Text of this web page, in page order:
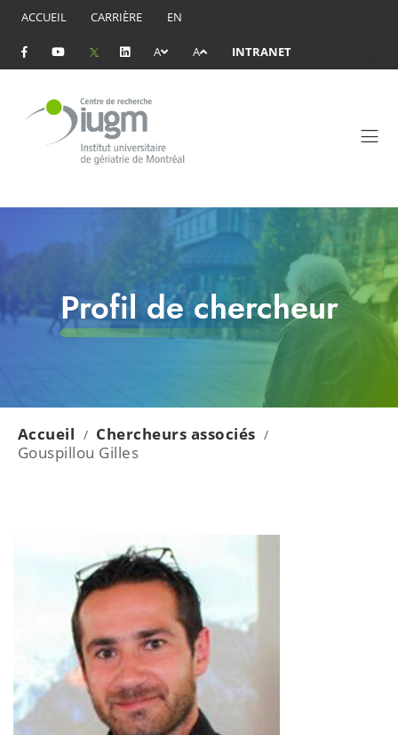
ACCUEIL CARRIÈRE EN
A A INTRANET
Profil de chercheur
Accueil / Chercheurs associés /
Gouspillou Gilles